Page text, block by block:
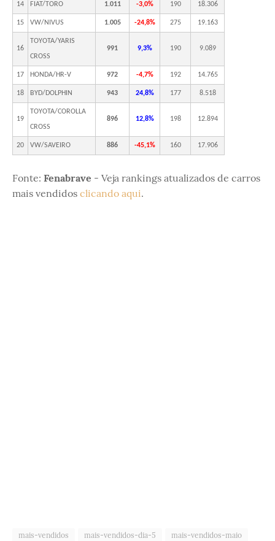
14 FIAT/TORO 1.011 -3,0% 190 18.306
15 VW/NIVUS 1.005 -24,8% 275 19.163
16
TOYOTA/YARIS
CROSS
991 9,3% 190 9.089
17 HONDA/HR-V 972 -4,7% 192 14.765
18 BYD/DOLPHIN 943 24,8% 177 8.518
19
TOYOTA/COROLLA
CROSS
896 12,8% 198 12.894
20 VW/SAVEIRO 886 -45,1% 160 17.906
Fonte: Fenabrave - Veja rankings atualizados de carros
mais vendidos clicando aqui.
mais-vendidos mais-vendidos-dia-5
mais-vendidos-maio